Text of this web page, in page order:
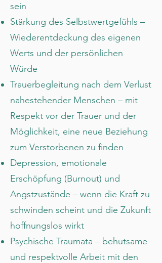
sein
Stärkung des Selbstwertgefühls –
Wiederentdeckung des eigenen
Werts und der persönlichen
Würde
Trauerbegleitung nach dem Verlust
nahestehender Menschen – mit
Respekt vor der Trauer und der
Möglichkeit, eine neue Beziehung
zum Verstorbenen zu finden
Depression, emotionale
Erschöpfung (Burnout) und
Angstzustände – wenn die Kraft zu
schwinden scheint und die Zukunft
hoffnungslos wirkt
Psychische Traumata – behutsame
und respektvolle Arbeit mit den